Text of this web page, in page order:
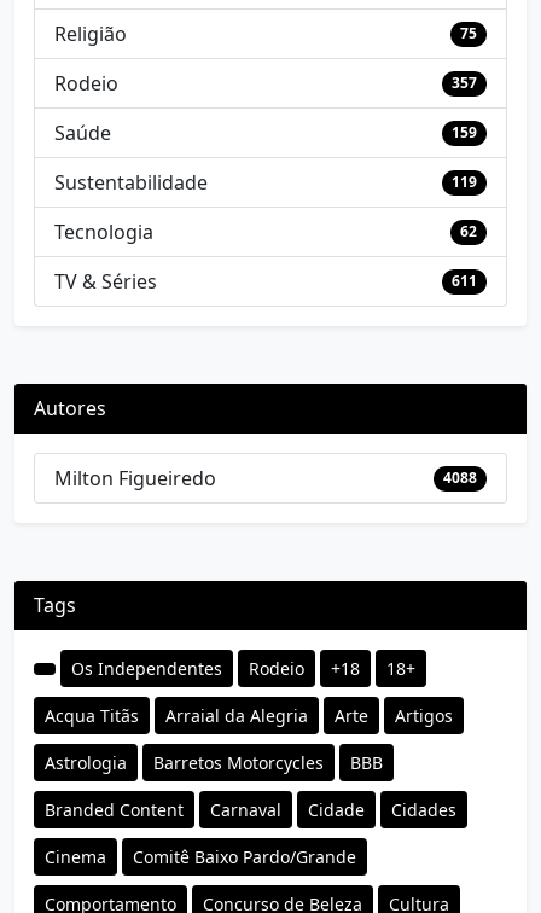
Religião 75
Rodeio 357
Saúde 159
Sustentabilidade 119
Tecnologia 62
TV & Séries 611
Autores
Milton Figueiredo 4088
Tags
Os Independentes Rodeio +18 18+
Acqua Titãs Arraial da Alegria Arte Artigos
Astrologia Barretos Motorcycles BBB
Branded Content Carnaval Cidade Cidades
Cinema Comitê Baixo Pardo/Grande
Comportamento Concurso de Beleza Cultura